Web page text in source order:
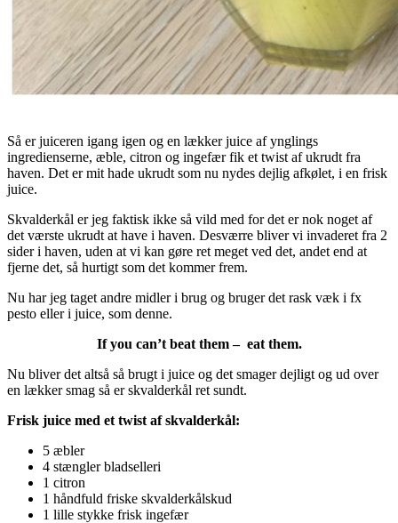
Så er juiceren igang igen og en lækker juice af ynglings
ingredienserne, æble, citron og ingefær fik et twist af ukrudt fra
haven. Det er mit hade ukrudt som nu nydes dejlig afkølet, i en frisk
juice.
Skvalderkål er jeg faktisk ikke så vild med for det er nok noget af
det værste ukrudt at have i haven. Desværre bliver vi invaderet fra 2
sider i haven, uden at vi kan gøre ret meget ved det, andet end at
fjerne det, så hurtigt som det kommer frem.
Nu har jeg taget andre midler i brug og bruger det rask væk i fx
pesto eller i juice, som denne.
If you can’t beat them – eat them.
Nu bliver det altså så brugt i juice og det smager dejligt og ud over
en lækker smag så er skvalderkål ret sundt.
Frisk juice med et twist af skvalderkål:
5 æbler
4 stængler bladselleri
1 citron
1 håndfuld friske skvalderkålskud
1 lille stykke frisk ingefær